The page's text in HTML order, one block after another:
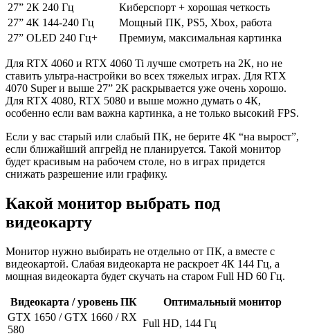
27” 2К 240 Гц
Киберспорт + хорошая четкость
27” 4К 144-240 Гц
Мощный ПК, PS5, Xbox, работа
27” OLED 240 Гц+
Премиум, максимальная картинка
Для RTX 4060 и RTX 4060 Ti лучше смотреть на 2К, но не
ставить ультра-настройки во всех тяжелых играх. Для RTX
4070 Super и выше 27” 2К раскрывается уже очень хорошо.
Для RTX 4080, RTX 5080 и выше можно думать о 4К,
особенно если вам важна картинка, а не только высокий FPS.
Если у вас старый или слабый ПК, не берите 4К “на вырост”,
если ближайший апгрейд не планируется. Такой монитор
будет красивым на рабочем столе, но в играх придется
снижать разрешение или графику.
Какой монитор выбрать под
видеокарту
Монитор нужно выбирать не отдельно от ПК, а вместе с
видеокартой. Слабая видеокарта не раскроет 4К 144 Гц, а
мощная видеокарта будет скучать на старом Full HD 60 Гц.
Видеокарта / уровень ПК
Оптимальный монитор
GTX 1650 / GTX 1660 / RX
580
Full HD, 144 Гц